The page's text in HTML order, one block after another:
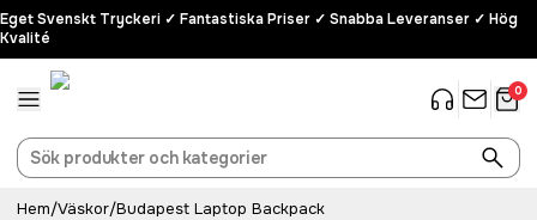
Eget Svenskt Tryckeri ✓ Fantastiska Priser ✓ Snabba Leveranser ✓ Hög
Kvalité
0
Hem/Väskor/Budapest Laptop Backpack